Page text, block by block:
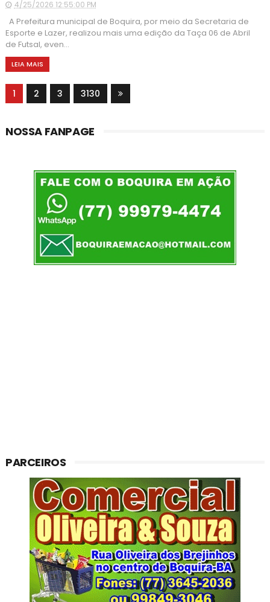
4/25/2026 12:55:00 PM
A Prefeitura municipal de Boquira, por meio da Secretaria de
Esporte e Lazer, realizou mais uma edição da Taça 06 de Abril
de Futsal, even...
LEIA MAIS
1 2 3 3130
NOSSA FANPAGE
PARCEIROS